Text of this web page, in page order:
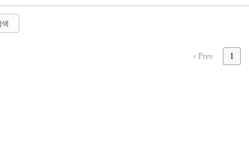
색
‹ Prev 1
스케치북5
스케치북5